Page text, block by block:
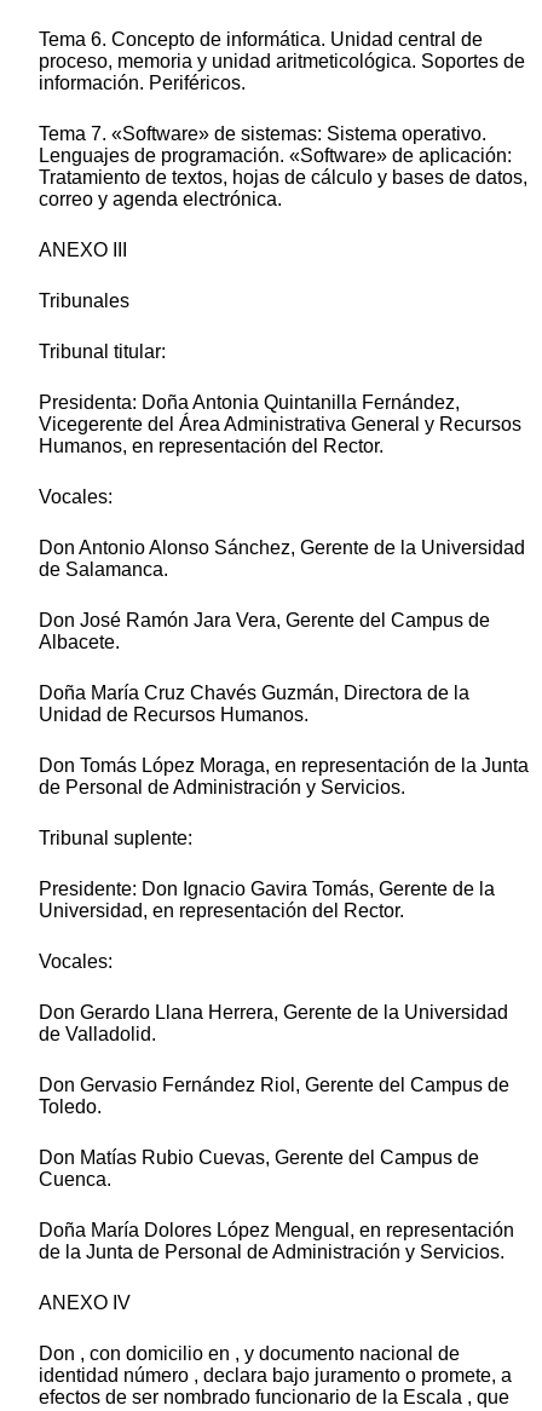
Tema 6. Concepto de informática. Unidad central de
proceso, memoria y unidad aritmeticológica. Soportes de
información. Periféricos.
Tema 7. «Software» de sistemas: Sistema operativo.
Lenguajes de programación. «Software» de aplicación:
Tratamiento de textos, hojas de cálculo y bases de datos,
correo y agenda electrónica.
ANEXO III
Tribunales
Tribunal titular:
Presidenta: Doña Antonia Quintanilla Fernández,
Vicegerente del Área Administrativa General y Recursos
Humanos, en representación del Rector.
Vocales:
Don Antonio Alonso Sánchez, Gerente de la Universidad
de Salamanca.
Don José Ramón Jara Vera, Gerente del Campus de
Albacete.
Doña María Cruz Chavés Guzmán, Directora de la
Unidad de Recursos Humanos.
Don Tomás López Moraga, en representación de la Junta
de Personal de Administración y Servicios.
Tribunal suplente:
Presidente: Don Ignacio Gavira Tomás, Gerente de la
Universidad, en representación del Rector.
Vocales:
Don Gerardo Llana Herrera, Gerente de la Universidad
de Valladolid.
Don Gervasio Fernández Riol, Gerente del Campus de
Toledo.
Don Matías Rubio Cuevas, Gerente del Campus de
Cuenca.
Doña María Dolores López Mengual, en representación
de la Junta de Personal de Administración y Servicios.
ANEXO IV
Don , con domicilio en , y documento nacional de
identidad número , declara bajo juramento o promete, a
efectos de ser nombrado funcionario de la Escala , que